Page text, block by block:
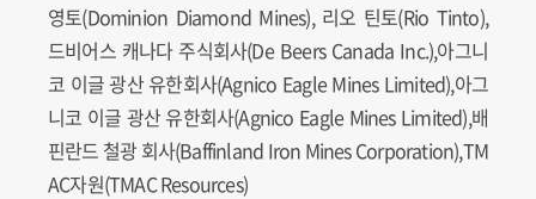
영토(Dominion Diamond Mines), 리오 틴토(Rio Tinto),
드비어스 캐나다 주식회사(De Beers Canada Inc.),아그니
코 이글 광산 유한회사(Agnico Eagle Mines Limited),아그
니코 이글 광산 유한회사(Agnico Eagle Mines Limited),배
핀란드 철광 회사(Baffinland Iron Mines Corporation),TM
AC자원(TMAC Resources)